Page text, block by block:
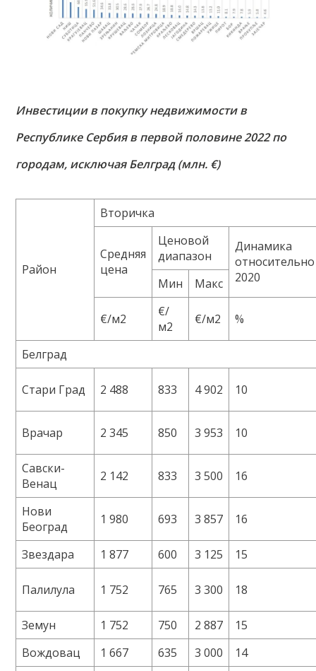
Инвестиции в покупку недвижимости в
Республике Сербия в первой половине 2022 по
городам, исключая Белград (млн. €)
Район
Вторичка
Средняя
цена
Ценовой
диапазон
Динамика
относительно
2020
Мин Макс
€/м2
€/
м2
€/м2 %
Белград
Стари Град 2 488 833 4 902 10
Врачар 2 345 850 3 953 10
Савски-
Венац
2 142 833 3 500 16
Нови
Београд
1 980 693 3 857 16
Звездара 1 877 600 3 125 15
Палилула 1 752 765 3 300 18
Земун 1 752 750 2 887
15
Вождовац
1 667 635 3 000
14